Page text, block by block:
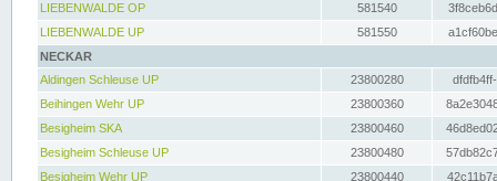
LIEBENWALDE OP
581540
LIEBENWALDE UP
581550
NECKAR
Aldingen Schleuse UP
23800280
Beihingen Wehr UP
23800360
Besigheim SKA
23800460
Besigheim Schleuse UP
23800480
Besigheim Wehr UP
23800440